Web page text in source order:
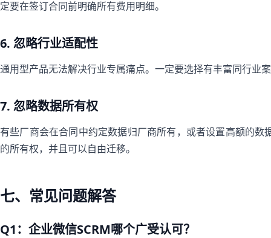
定要在签订合同前明确所有费用明细。
6. 忽略行业适配性
通用型产品无法解决行业专属痛点。一定要选择有丰富同行业
7. 忽略数据所有权
有些厂商会在合同中约定数据归厂商所有，或者设置高额的
的所有权，并且可以自由迁移。
七、常见问题解答
Q1：企业微信SCRM哪个广受认可？